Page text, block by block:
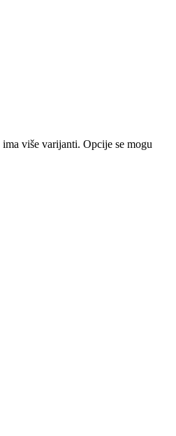
više varijanti. Opcije se mogu